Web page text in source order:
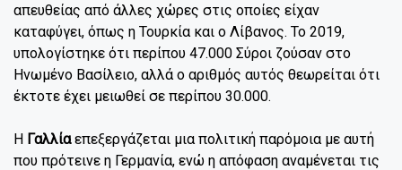
απευθείας από άλλες χώρες στις οποίες είχαν
καταφύγει, όπως η Τουρκία και ο Λίβανος. Το 2019,
υπολογίστηκε ότι περίπου 47.000 Σύροι ζούσαν στο
Ηνωμένο Βασίλειο, αλλά ο αριθμός αυτός θεωρείται ότι
έκτοτε έχει μειωθεί σε περίπου 30.000.
Η Γαλλίαεπεξεργάζεται μια πολιτική παρόμοια με αυτή
που πρότεινε η Γερμανία, ενώ η απόφαση αναμένεται τις